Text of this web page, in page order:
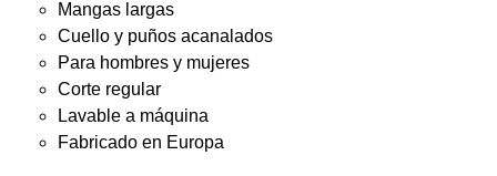
Mangas largas
Cuello y puños acanalados
Para hombres y mujeres
Corte regular
Lavable a máquina
Fabricado en Europa